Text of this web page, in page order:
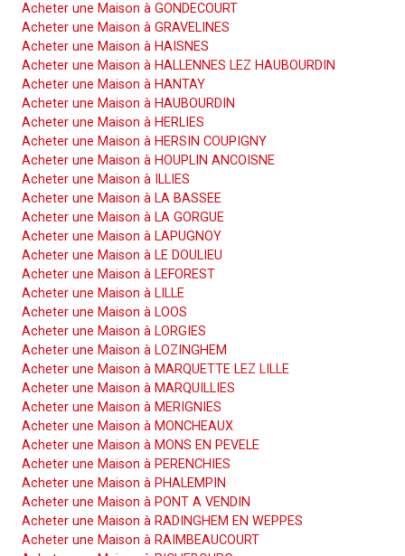
Acheter une Maison à GONDECOURT
Acheter une Maison à GRAVELINES
Acheter une Maison à HAISNES
Acheter une Maison à HALLENNES LEZ HAUBOURDIN
Acheter une Maison à HANTAY
Acheter une Maison à HAUBOURDIN
Acheter une Maison à HERLIES
Acheter une Maison à HERSIN COUPIGNY
Acheter une Maison à HOUPLIN ANCOISNE
Acheter une Maison à ILLIES
Acheter une Maison à LA BASSEE
Acheter une Maison à LA GORGUE
Acheter une Maison à LAPUGNOY
Acheter une Maison à LE DOULIEU
Acheter une Maison à LEFOREST
Acheter une Maison à LILLE
Acheter une Maison à LOOS
Acheter une Maison à LORGIES
Acheter une Maison à LOZINGHEM
Acheter une Maison à MARQUETTE LEZ LILLE
Acheter une Maison à MARQUILLIES
Acheter une Maison à MERIGNIES
Acheter une Maison à MONCHEAUX
Acheter une Maison à MONS EN PEVELE
Acheter une Maison à PERENCHIES
Acheter une Maison à PHALEMPIN
Acheter une Maison à PONT A VENDIN
Acheter une Maison à RADINGHEM EN WEPPES
Acheter une Maison à RAIMBEAUCOURT